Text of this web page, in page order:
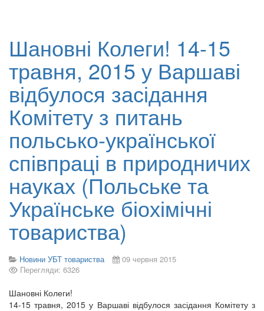
Шановні Колеги! 14-15
травня, 2015 у Варшаві
відбулося засідання
Комітету з питань
польсько-української
співпраці в природничих
науках (Польське та
Українське біохімічні
товариства)
Новини УБТ товариства
09 червня 2015
Перегляди: 6326
Шановні Колеги!
14-15 травня, 2015 у Варшаві відбулося засідання Комітету з